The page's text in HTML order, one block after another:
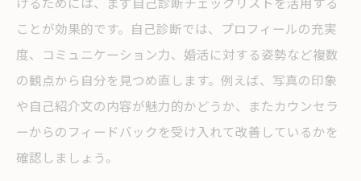
ことが効果的です。自己診断では、プロフィールの充実
度、コミュニケーション力、婚活に対する姿勢など複数
の観点から自分を見つめ直します。例えば、写真の印象
や自己紹介文の内容が魅力的かどうか、またカウンセラ
ーからのフィードバックを受け入れて改善しているかを
確認しましょう。